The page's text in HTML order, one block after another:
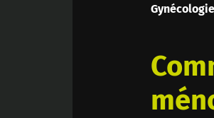
Gynécologie